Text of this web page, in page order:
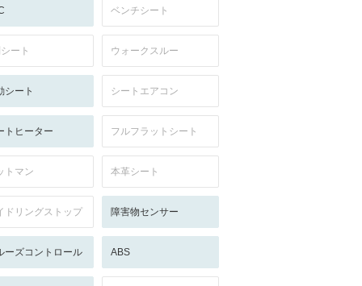
ベンチシート
ート ウォークスルー
シート シートエアコン
トヒーター フルフラットシート
トマン 本革シート
ドリングストップ 障害物センサー
ーズコントロール ABS